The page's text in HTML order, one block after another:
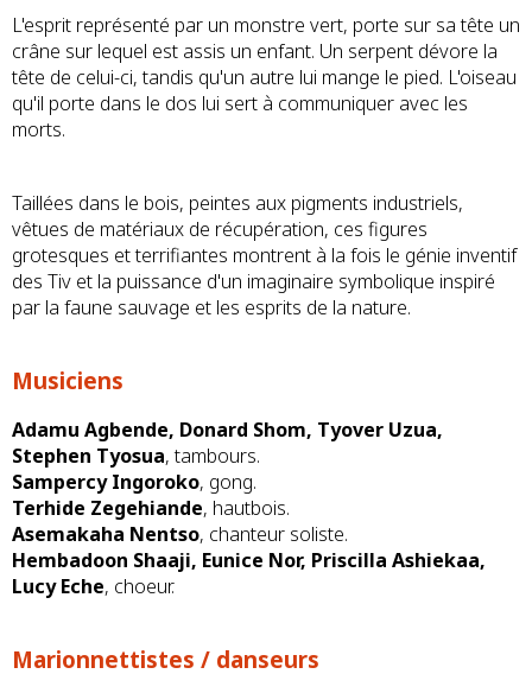
L'esprit représenté par un monstre vert, porte sur sa tête un
crâne sur lequel est assis un enfant. Un serpent dévore la
tête de celui-ci, tandis qu'un autre lui mange le pied. L'oiseau
qu'il porte dans le dos lui sert à communiquer avec les
morts.
Taillées dans le bois, peintes aux pigments industriels,
vêtues de matériaux de récupération, ces figures
grotesques et terrifiantes montrent à la fois le génie inventif
des Tiv et la puissance d'un imaginaire symbolique inspiré
par la faune sauvage et les esprits de la nature.
Musiciens
Adamu Agbende, Donard Shom, Tyover Uzua,
Stephen Tyosua, tambours.
Sampercy Ingoroko, gong.
Terhide Zegehiande, hautbois.
Asemakaha Nentso, chanteur soliste.
Hembadoon Shaaji, Eunice Nor, Priscilla Ashiekaa,
Lucy Eche, choeur.
Marionnettistes / danseurs